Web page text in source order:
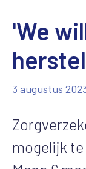
'We
3 augustus
mogelijk te